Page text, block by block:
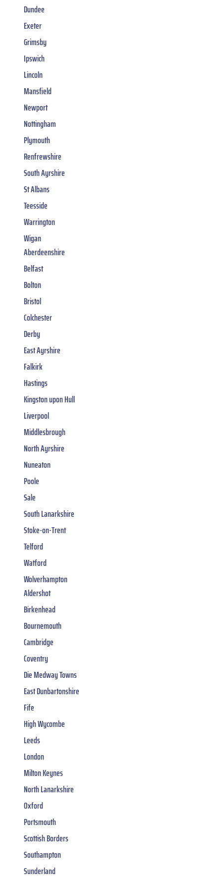
Dundee
Exeter
Grimsby
Ipswich
Lincoln
Mansfield
Newport
Nottingham
Plymouth
Renfrewshire
South Ayrshire
St Albans
Teesside
Warrington
Wigan
Aberdeenshire
Belfast
Bolton
Bristol
Colchester
Derby
East Ayrshire
Falkirk
Hastings
Kingston upon Hull
Liverpool
Middlesbrough
North Ayrshire
Nuneaton
Poole
Sale
South Lanarkshire
Stoke-on-Trent
Telford
Watford
Wolverhampton
Aldershot
Birkenhead
Bournemouth
Cambridge
Coventry
Die Medway Towns
East Dunbartonshire
Fife
High Wycombe
Leeds
London
Milton Keynes
North Lanarkshire
Oxford
Portsmouth
Scottish Borders
Southampton
Sunderland